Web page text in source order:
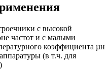
с высокой
частот и с малыми
коэффициента µн
(в т.ч. для